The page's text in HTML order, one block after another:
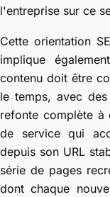
l'entreprise sur ce
Cette orientation
implique
contenu doit être
le temps, avec
refonte complète
de service qui
depuis son URL
série de pages
dont chaque